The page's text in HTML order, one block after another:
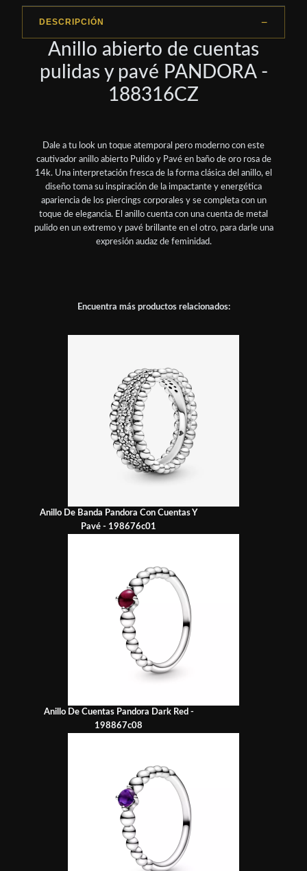
DESCRIPCIÓN
Anillo abierto de cuentas
pulidas y pavé PANDORA -
188316CZ
Dale a tu look un toque atemporal pero moderno con este
cautivador anillo abierto Pulido y Pavé en baño de oro rosa de
14k. Una interpretación fresca de la forma clásica del anillo, el
diseño toma su inspiración de la impactante y energética
apariencia de los piercings corporales y se completa con un
toque de elegancia. El anillo cuenta con una cuenta de metal
pulido en un extremo y pavé brillante en el otro, para darle una
expresión audaz de feminidad.
Encuentra más productos relacionados:
Anillo De Banda Pandora Con Cuentas Y
Pavé - 198676c01
Anillo De Cuentas Pandora Dark Red -
198867c08